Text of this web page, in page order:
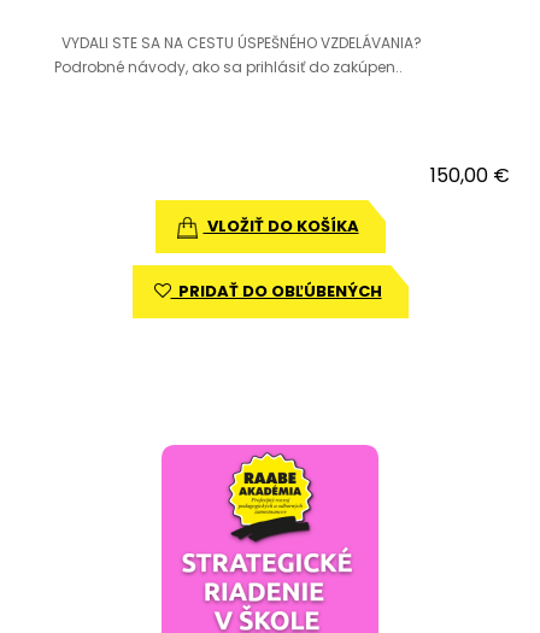
VYDALI STE SA NA CESTU ÚSPEŠNÉHO VZDELÁVANIA?
Podrobné návody, ako sa prihlásiť do zakúpen..
150,00 €
VLOŽIŤ DO KOŠÍKA
PRIDAŤ DO OBĽÚBENÝCH